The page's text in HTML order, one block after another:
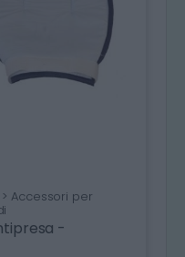
Accessori per
-